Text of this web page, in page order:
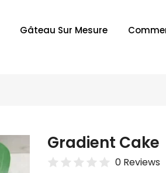
Gâteau Sur Mesure
Gradient Cake
0 Reviews